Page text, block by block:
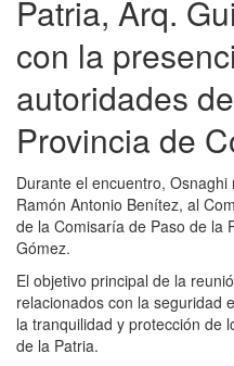
Patria, Arq.
con la
autoridades
Provincia de
Durante el encuentro,
Ramón Antonio Benítez, al
de la Comisaría de Paso de la
Gómez.
El objetivo principal de la
relacionados con la seguridad
la tranquilidad y protección de
de la Patria.